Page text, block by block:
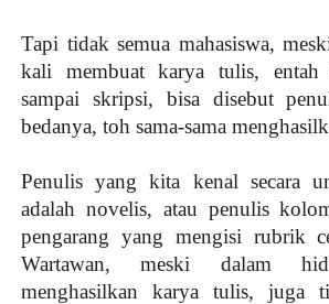
Tapi tidak semua mahasiswa,
kali membuat karya tulis, entah
sampai skripsi, bisa disebut
bedanya, toh sama-sama
Penulis yang kita kenal secara
adalah novelis, atau penulis
pengarang yang mengisi rubrik
Wartawan, meski dalam
menghasilkan karya tulis, juga